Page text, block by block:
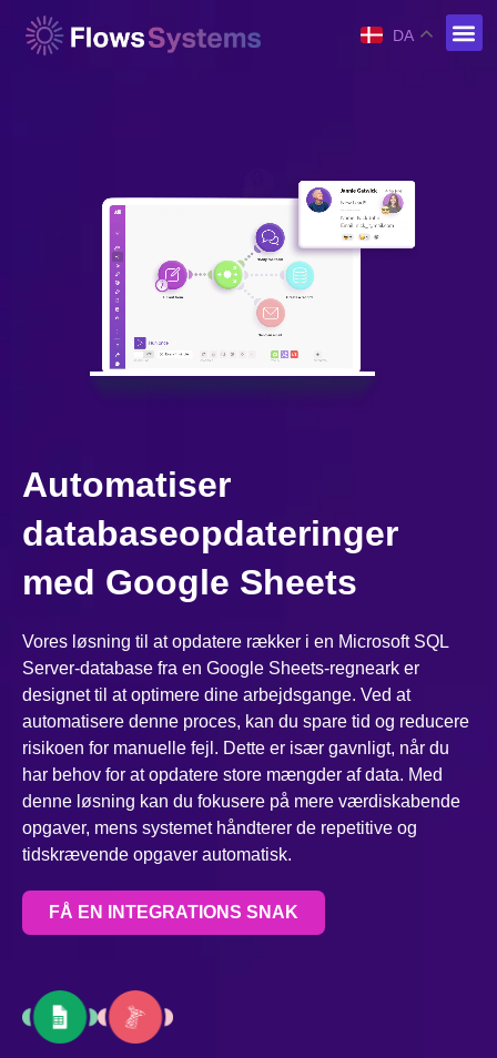
DA
Automatiser
databaseopdateringer
med Google Sheets
Vores løsning til at opdatere rækker i en Microsoft SQL
Server-database fra en Google Sheets-regneark er
designet til at optimere dine arbejdsgange. Ved at
automatisere denne proces, kan du spare tid og reducere
risikoen for manuelle fejl. Dette er især gavnligt, når du
har behov for at opdatere store mængder af data. Med
denne løsning kan du fokusere på mere værdiskabende
opgaver, mens systemet håndterer de repetitive og
tidskrævende opgaver automatisk.
FÅ EN INTEGRATIONS SNAK